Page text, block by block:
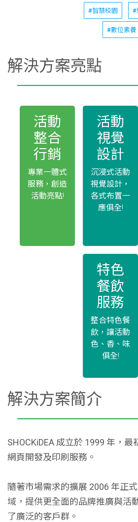
#智慧校園 #
#數位素養
解決方案亮點
活動
整合
行銷
專業一體式
服務，創造
活動亮點!
活動
視覺
設計
沉浸式活動
視覺設計，
各式布置一
應俱全!
特色
餐飲
服務
整合特色餐
飲，讓活動
色、香、味
俱全!
解決方案簡介
SHOCKiDEA 成立於 1999 年，最
網頁開發及印刷服務。
隨著市場需求的擴展 2006 年正
域，提供更全面的品牌推廣與活
了廣泛的客戶群。